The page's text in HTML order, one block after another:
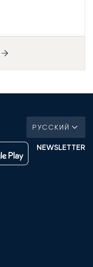
РУССКИЙ
NEWSLETTER